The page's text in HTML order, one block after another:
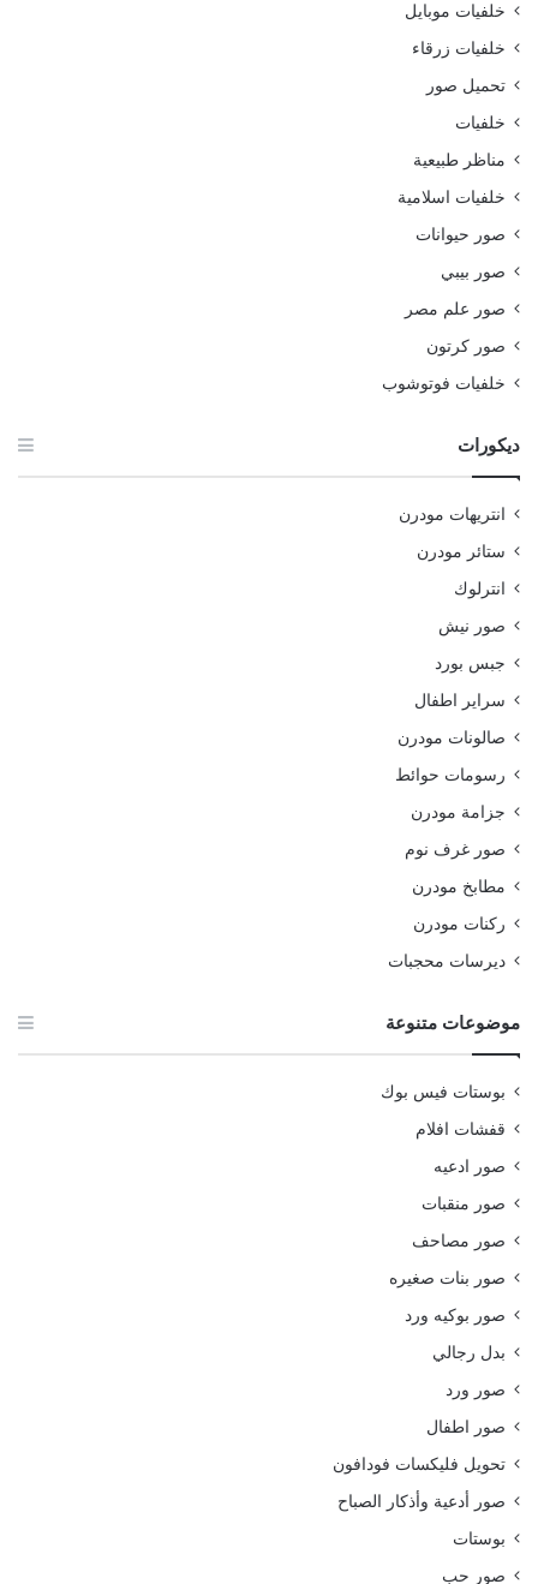
خلفيات موبايل
خلفيات زرقاء
تحميل صور
خلفيات
مناظر طبيعية
خلفيات اسلامية
صور حيوانات
صور بيبي
صور علم مصر
صور كرتون
خلفيات فوتوشوب
ديكورات
انتريهات مودرن
ستائر مودرن
انترلوك
صور نيش
جبس بورد
سراير اطفال
صالونات مودرن
رسومات حوائط
جزامة مودرن
صور غرف نوم
مطابخ مودرن
ركنات مودرن
ديرسات محجبات
موضوعات متنوعة
بوستات فيس بوك
قفشات افلام
صور ادعيه
صور منقبات
صور مصاحف
صور بنات صغيره
صور بوكيه ورد
بدل رجالي
صور ورد
صور اطفال
تحويل فليكسات فودافون
صور أدعية وأذكار الصباح
بوستات
صور حب